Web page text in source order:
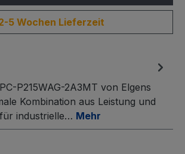
5 Wochen Lieferzeit
P215WAG-2A3MT von Elgens
Kombination aus Leistung und
industrielle… Mehr